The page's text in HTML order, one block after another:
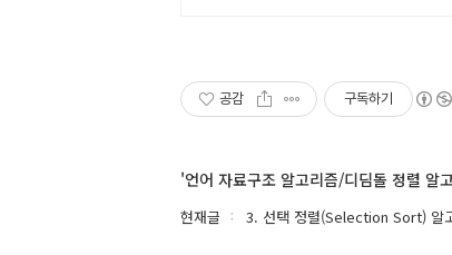
공감 구독하기
'언어 자료구조 알고리즘/디딤돌 정렬 알
현재글 3. 선택 정렬(Selection Sort) 알